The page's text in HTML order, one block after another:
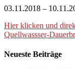
03.11.2018 –
Hier klicken und
Quellwassser-
Neueste Beiträge